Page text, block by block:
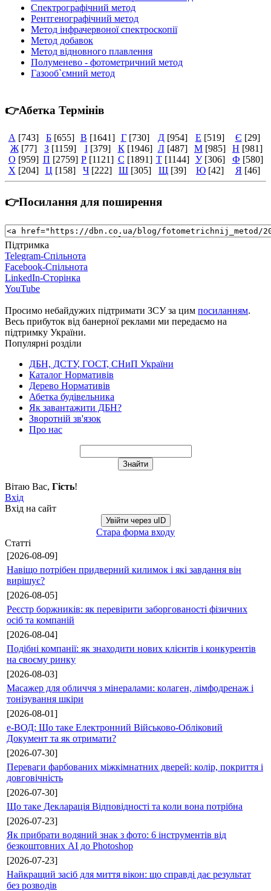
Спектрографічний метод
Рентгенографічний метод
Метод інфрачервоної спектроскопії
Метод добавок
Метод відновного плавлення
Полуменево - фотометричний метод
Газооб`ємний метод
👉Абетка Термінів
А [743] Б [655] В [1641] Г [730] Д [954] Е [519] Є [29]
Ж [77] З [1159] І [379] К [1946] Л [487] М [985] Н [981]
О [959] П [2759] Р [1121] С [1891] Т [1144] У [306] Ф [580]
Х [204] Ц [158] Ч [222] Ш [305] Щ [39] Ю [42] Я [46]
👉Посилання для поширення
Підтримка
Telegram-Спільнота
Facebook-Спільнота
LinkedIn-Сторінка
YouTube
Просимо небайдужих підтримати ЗСУ за цим посиланням.
Весь прибуток від банерної реклами ми передаємо на
підтримку України.
Популярні розділи
ДБН, ДСТУ, ГОСТ, СНиП України
Каталог Нормативів
Дерево Нормативів
Абетка будівельника
Як завантажити ДБН?
Зворотній зв'язок
Про нас
Вітаю Вас, Гість!
Вхід
Вхід на сайт
Увійти через uID
Стара форма входу
Статті
[2026-08-09]
Навіщо потрібен придверний килимок і які завдання він
вирішує?
[2026-08-05]
Реєстр боржників: як перевірити заборгованості фізичних
осіб та компаній
[2026-08-04]
Подібні компанії: як знаходити нових клієнтів і конкурентів
на своєму ринку
[2026-08-03]
Масажер для обличчя з мінералами: колаген, лімфодренаж і
тонізування шкіри
[2026-08-01]
е-ВОД: Що таке Електронний Військово-Обліковий
Документ та як отримати?
[2026-07-30]
Переваги фарбованих міжкімнатних дверей: колір, покриття і
довговічність
[2026-07-30]
Що таке Декларація Відповідності та коли вона потрібна
[2026-07-23]
Як прибрати водяний знак з фото: 6 інструментів від
безкоштовних AI до Photoshop
[2026-07-23]
Найкращий засіб для миття вікон: що справді дає результат
без розводів